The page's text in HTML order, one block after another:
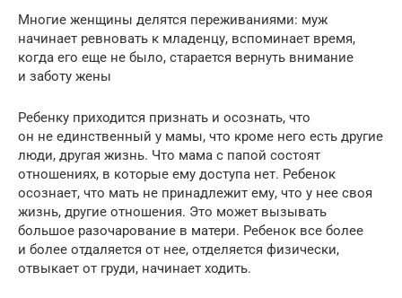
Многие женщины делятся переживаниями: муж
начинает ревновать к младенцу, вспоминает время,
когда его еще не было, старается вернуть внимание
и заботу жены
Ребенку приходится признать и осознать, что
он не единственный у мамы, что кроме него есть другие
люди, другая жизнь. Что мама с папой состоят
отношениях, в которые ему доступа нет. Ребенок
осознает, что мать не принадлежит ему, что у нее своя
жизнь, другие отношения. Это может вызывать
большое разочарование в матери. Ребенок все более
и более отдаляется от нее, отделяется физически,
отвыкает от груди, начинает ходить.